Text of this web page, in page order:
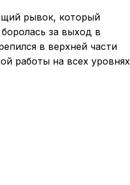
рывок, который
за выход в
в верхней части
работы на всех уровнях